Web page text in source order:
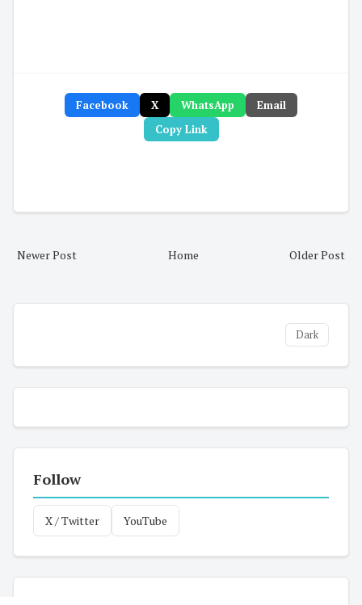
Facebook X WhatsApp
Email
Copy Link
Newer Post Older Post
Home
Dark
Follow
X / Twitter YouTube